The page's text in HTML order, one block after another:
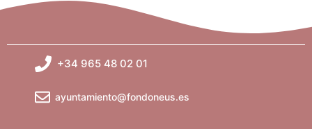
+34 965 48 02 01
ayuntamiento@fondoneus.es